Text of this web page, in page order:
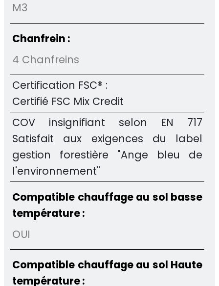
M3
Chanfrein :
4 Chanfreins
Certification FSC® :
Certifié FSC Mix Credit
COV insignifiant selon EN 717
Satisfait aux exigences du label
gestion forestière "Ange bleu de
l'environnement"
Compatible chauffage au sol basse
température :
OUI
Compatible chauffage au sol Haute
température :